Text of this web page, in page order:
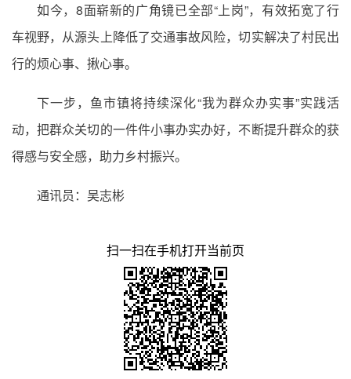
如今，8面崭新的广角镜已全部“上岗”，有效拓宽了行
车视野，从源头上降低了交通事故风险，切实解决了村民出
行的烦心事、揪心事。
下一步，鱼市镇将持续深化“我为群众办实事”实践活
动，把群众关切的一件件小事办实办好，不断提升群众的获
得感与安全感，助力乡村振兴。
通讯员：吴志彬
扫一扫在手机打开当前页